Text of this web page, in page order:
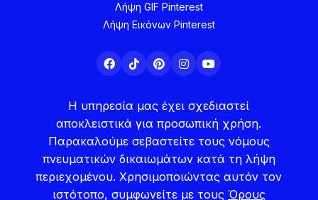
Λήψη GIF Pinterest
Λήψη Εικόνων Pinterest
Η υπηρεσία μας έχει σχεδιαστεί
αποκλειστικά για προσωπική χρήση.
Παρακαλούμε σεβαστείτε τους νόμους
πνευματικών δικαιωμάτων κατά τη λήψη
περιεχομένου. Χρησιμοποιώντας αυτόν τον
ιστότοπο, συμφωνείτε με τους Όρους